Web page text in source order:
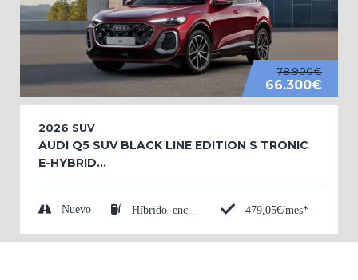
78.900€
66.300€
2026 SUV
AUDI Q5 SUV BLACK LINE EDITION S TRONIC
E-HYBRID...
Nuevo 479,05€/mes*